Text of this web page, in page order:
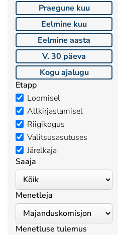
Praegune kuu
Eelmine kuu
Eelmine aasta
V. 30 päeva
Kogu ajalugu
Etapp
Loomisel
Allkirjastamisel
Riigikogus
Valitsusasutuses
Järelkaja
Saaja
Menetleja
Menetluse tulemus